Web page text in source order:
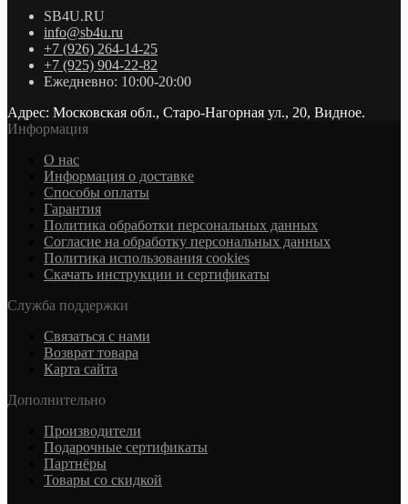
SB4U.RU
info@sb4u.ru
+7 (926) 264-14-25
+7 (925) 904-22-82
Ежедневно: 10:00-20:00
Адрес: Московская обл., Старо-Нагорная ул., 20, Видное.
Информация
О нас
Информация о доставке
Cпособы оплаты
Гарантия
Политика обработки персональных данных
Согласие на обработку персональных данных
Политика использования cookies
Скачать инструкции и сертификаты
Служба поддержки
Связаться с нами
Возврат товара
Карта сайта
Дополнительно
Производители
Подарочные сертификаты
Партнёры
Товары со скидкой